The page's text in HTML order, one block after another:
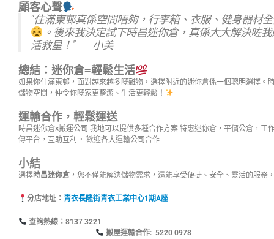
顧客心聲
“住滿東邨真係空間唔夠，行李箱、衣服、健身器材
。後來我決定試下時昌迷你倉，真係大大解決咗
活救星！”——小美
總結：迷你倉=輕鬆生活
如果你住滿東邨，面對越來越多嘅雜物，選擇附近的迷你倉係一個聰明選擇。
儲物空間，仲令你嘅家更整潔、生活更輕鬆！
運輸合作，輕鬆運送
時昌迷你倉×搬運公司 我地可以提供多種合作方案 特惠迷你倉，平價公倉，工
傳平台，互助互利。 歡迎各大運輸公司合作
小結
選擇時昌迷你倉 ，您不僅能解決儲物需求，還能享受便捷、安全、靈活的服務
分店地址： 青衣長隆街青衣工業中心1期A座
查詢熱線：
搬屋運輸合作: 5220 0978